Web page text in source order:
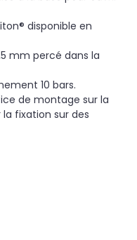
disponible en
mm percé dans la
10 bars.
de montage sur la
fixation sur des